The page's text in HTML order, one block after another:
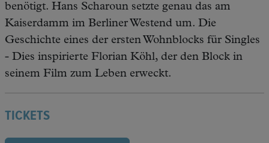
benötigt. Hans Scharoun setzte genau das am
Kaiserdamm im Berliner Westend um. Die
Geschichte eines der ersten Wohnblocks für Singles
- Dies inspirierte Florian Köhl, der den Block in
seinem Film zum Leben erweckt.
TICKETS